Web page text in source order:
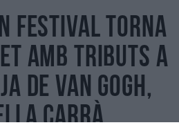
Festival torna
amb tributs a
de Van Gogh,
Carrà,